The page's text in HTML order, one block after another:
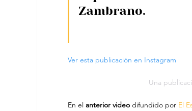
Zambrano.
Ver esta publicación en Instagram
Una
En el anterior video difundido por El